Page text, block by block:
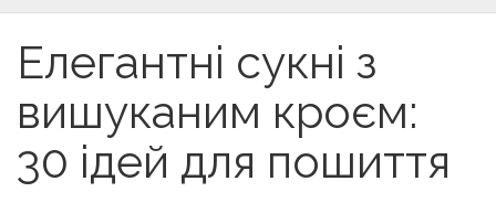
Елегантні сукні з
вишуканим кроєм:
30 ідей для пошиття